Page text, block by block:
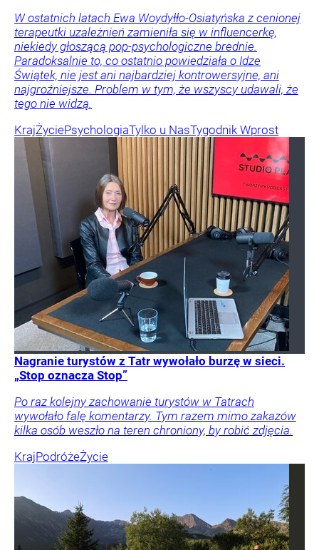
W ostatnich latach Ewa Woydyłło-Osiatyńska z cenionej
terapeutki uzależnień zamieniła się w influencerkę,
niekiedy głoszącą pop-psychologiczne brednie.
Paradoksalnie to, co ostatnio powiedziała o Idze
Świątek, nie jest ani najbardziej kontrowersyjne, ani
najgroźniejsze. Problem w tym, że wszyscy udawali, że
tego nie widzą.
KrajŻyciePsychologiaTylko u NasTygodnik Wprost
Nagranie turystów z Tatr wywołało burzę w sieci.
„Stop oznacza Stop”
Po raz kolejny zachowanie turystów w Tatrach
wywołało falę komentarzy. Tym razem mimo zakazów
kilka osób weszło na teren chroniony, by robić zdjęcia.
KrajPodróżeŻycie